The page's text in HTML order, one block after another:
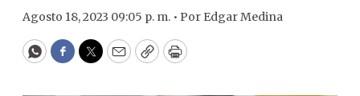
Agosto 18, 2023 09:05 p. m. • Por Edgar Medina
WhatsApp
Facebook
Twitter
EmailCopyPrint